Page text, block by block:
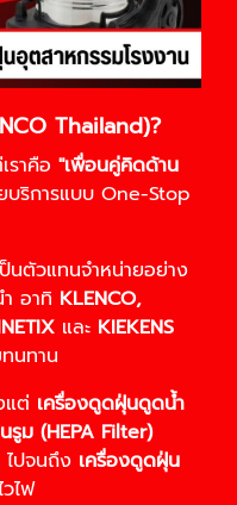
Thailand)?
ราคือ "เพื่อนคู่คิดด้าน
การแบบ One-Stop
ป็นตัวแทนจำหน่ายอย่าง
อาทิ KLENCO,
และ KIEKENS
นทาน
ต่ เครื่องดูดฝุ่นดูดน้ำ
ม (HEPA Filter)
ไปจนถึง เครื่องดูดฝุ่น
ไฟ